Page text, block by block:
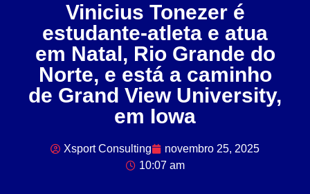
Vinicius Tonezer é
estudante-atleta e atua
em Natal, Rio Grande do
Norte, e está a caminho
de Grand View University,
em Iowa
Xsport Consulting
novembro 25, 2025
10:07 am